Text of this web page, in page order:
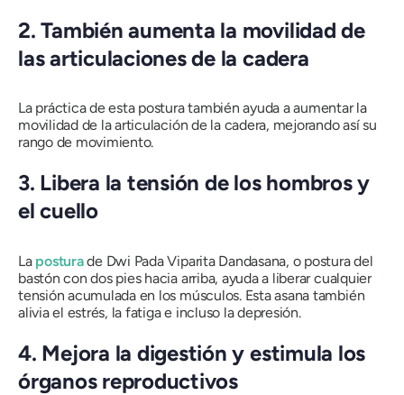
2. También aumenta la movilidad de
las articulaciones de la cadera
La práctica de esta postura también ayuda a aumentar la
movilidad de la articulación de la cadera, mejorando así su
rango de movimiento.
3. Libera la tensión de los hombros y
el cuello
La posturade Dwi Pada Viparita Dandasana, o postura del
bastón con dos pies hacia arriba, ayuda a liberar cualquier
tensión acumulada en los músculos. Esta asana también
alivia el estrés, la fatiga e incluso la depresión.
4. Mejora la digestión y estimula los
órganos reproductivos